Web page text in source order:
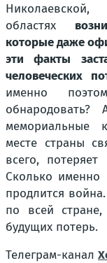
областях
которые даже
эти факты
человеческих
именно
мемориальные
месте страны
всего,
Сколько именно
продлится
по всей
будущих потерь.
Телеграм-канал